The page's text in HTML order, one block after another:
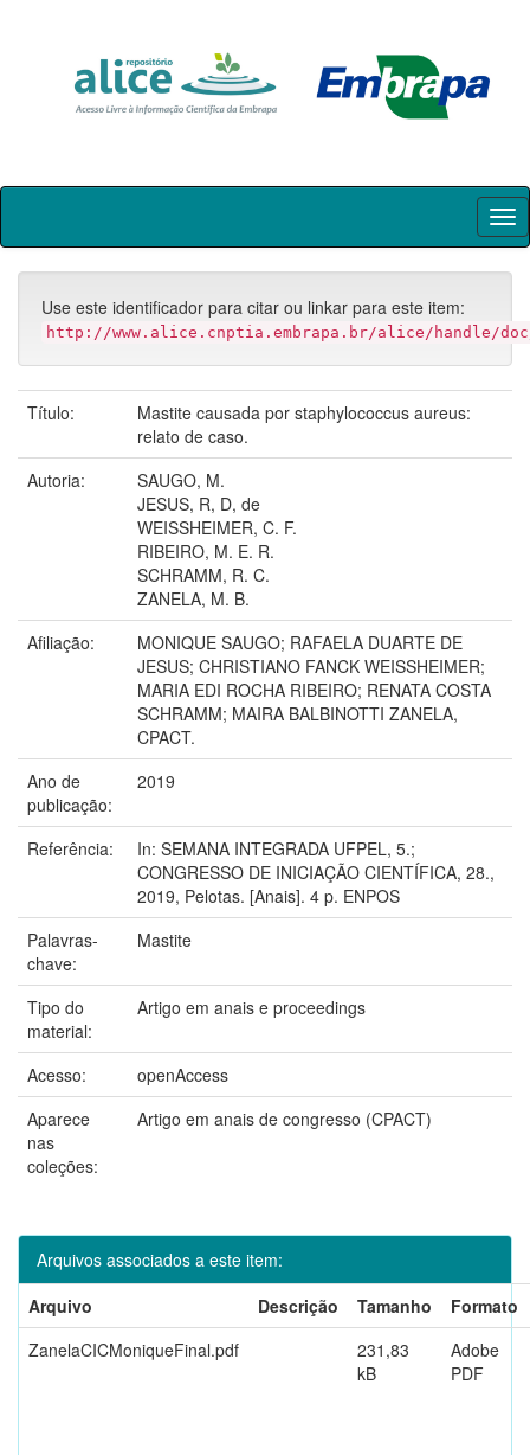
Skip
Use este identificador para citar ou linkar para este item:
http://www.alice.cnptia.embrapa.br/alice/handle/doc/
Título:
Mastite causada por staphylococcus aureus:
relato de caso.
Autoria:
SAUGO, M.
JESUS, R, D, de
WEISSHEIMER, C. F.
RIBEIRO, M. E. R.
SCHRAMM, R. C.
ZANELA, M. B.
Afiliação:
MONIQUE SAUGO; RAFAELA DUARTE DE
JESUS; CHRISTIANO FANCK WEISSHEIMER;
MARIA EDI ROCHA RIBEIRO; RENATA COSTA
SCHRAMM; MAIRA BALBINOTTI ZANELA,
CPACT.
Ano de
publicação:
2019
Referência:
In: SEMANA INTEGRADA UFPEL, 5.;
CONGRESSO DE INICIAÇÃO CIENTÍFICA, 28.,
2019, Pelotas. [Anais]. 4 p. ENPOS
Palavras-
chave:
Mastite
Tipo do
material:
Artigo em anais e proceedings
Acesso:
openAccess
Aparece
nas
coleções:
Artigo em anais de congresso (CPACT)
Arquivos associados a este item:
Arquivo
Descrição Tamanho
Formato
ZanelaCICMoniqueFinal.pdf
231,83
kB
Adobe
PDF